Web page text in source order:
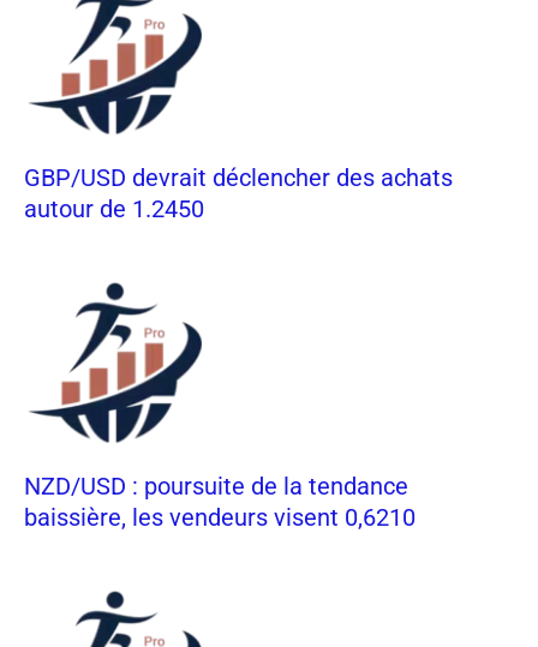
GBP/USD devrait déclencher des achats
autour de 1.2450
NZD/USD : poursuite de la tendance
baissière, les vendeurs visent 0,6210